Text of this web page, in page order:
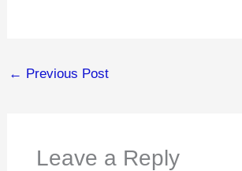
← Previous Post
Leave a Reply